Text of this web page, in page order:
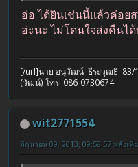
อ่อ ได้ยินเช่นนี้แล้วค่อย
อ่ะนะ ไม่โดนใจส่งคืนได้
[/url]นาย อนุวัฒน์ ธีระวุฒธิ 83/1
(วัฒน์) โทร. 086-0730674
wit2771554
มิถุนายน 09, 2013, 09:58:57 หลังเที่